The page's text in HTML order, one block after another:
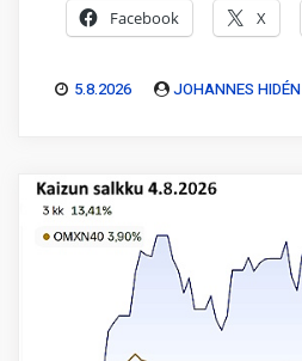
Facebook X
5.8.2026 JOHANNES HIDÉN